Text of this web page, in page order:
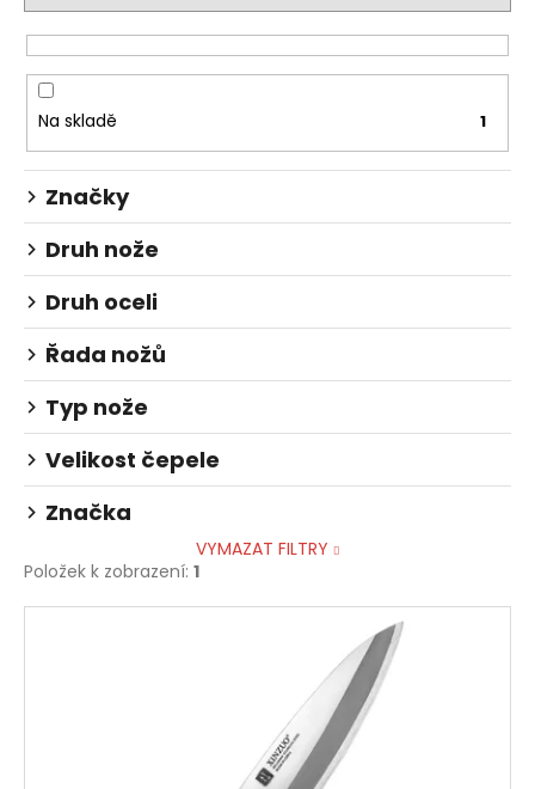
r
o
d
u
k
t
ů
Na skladě 1
Značky
Druh nože
Druh oceli
Řada nožů
Typ nože
Velikost čepele
Značka
VYMAZAT FILTRY
Položek k zobrazení: 1
V
D
o
p
o
r
u
č
u
j
e
m
e